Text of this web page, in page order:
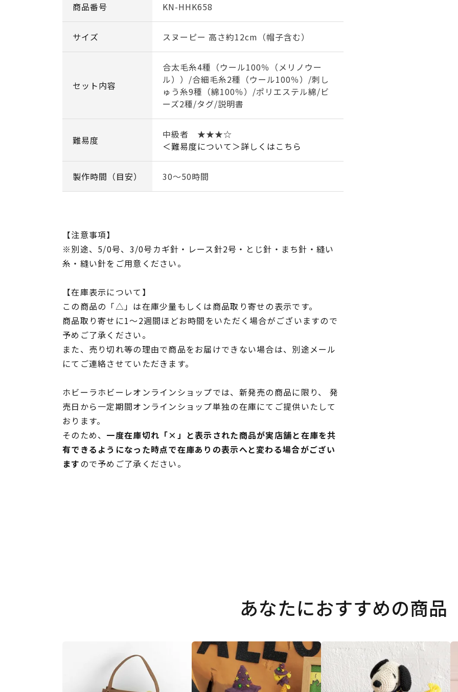
商品番号 KN-HHK658
サイズ スヌーピー 高さ約12cm（帽子含む）
セット内容
合太毛糸4種（ウール100％（メリノウー
ル））/合細毛糸2種（ウール100％）/刺し
ゅう糸9種（綿100％）/ポリエステル綿/ビ
ーズ2種/タグ/説明書
難易度
中級者 ★★★☆
＜難易度について＞詳しくはこちら
製作時間（目安） 30～50時間
【注意事項】
※別途、5/0号、3/0号カギ針・レース針2号・とじ針・まち針・縫い
糸・縫い針をご用意ください。
【在庫表示について】
この商品の「△」は在庫少量もしくは商品取り寄せの表示です。
商品取り寄せに1～2週間ほどお時間をいただく場合がございますので
予めご了承ください。
また、売り切れ等の理由で商品をお届けできない場合は、別途メール
にてご連絡させていただきます。
ホビーラホビーレオンラインショップでは、新発売の商品に限り、 発
売日から一定期間オンラインショップ単独の在庫にてご提供いたして
おります。
そのため、 一度在庫切れ「×」と表示された商品が実店舗と在庫を共
有できるようになった時点で在庫ありの表示へと変わる場合がござい
ますので予めご了承ください。
あなたにおすすめの商品